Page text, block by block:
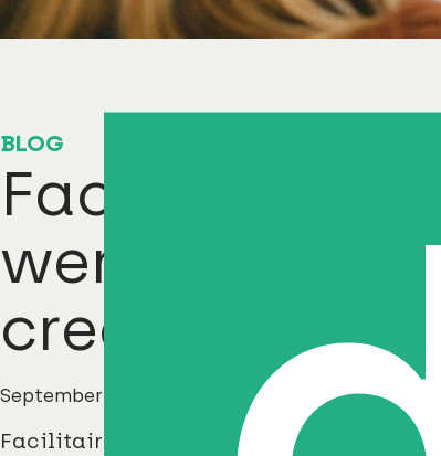
BLOG
Facility
werkwijze die
creëert
September - 2025
Facilitaire organisaties beschikken over